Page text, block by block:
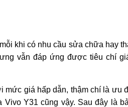
khi có nhu cầu sửa chữa hay
vẫn đáp ứng được tiêu chí
giá hấp dẫn, thậm chí là ưu
Y31 cũng vậy. Sau đây là